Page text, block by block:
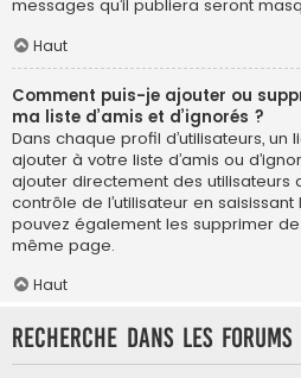
messages qu’il publiera seront
Haut
Comment puis-je ajouter ou
ma liste d’amis et d’ignorés ?
Dans chaque profil d’utilisateurs, un
ajouter à votre liste d’amis ou
ajouter directement des utilisateurs
contrôle de l’utilisateur en saisissant
pouvez également les supprimer
même page.
Haut
Recherche dans les forums